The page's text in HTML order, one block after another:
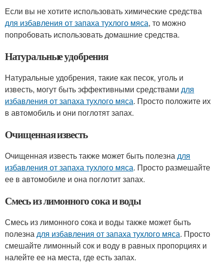
Если вы не хотите использовать химические средства
для избавления от запаха тухлого мяса, то можно
попробовать использовать домашние средства.
Натуральные удобрения
Натуральные удобрения, такие как песок, уголь и
известь, могут быть эффективными средствами для
избавления от запаха тухлого мяса. Просто положите их
в автомобиль и они поглотят запах.
Очищенная известь
Очищенная известь также может быть полезнадля
избавления от запаха тухлого мяса. Просто размешайте
ее в автомобиле и она поглотит запах.
Смесь из лимонного сока и воды
Смесь из лимонного сока и воды также может быть
полезнадля избавления от запаха тухлого мяса. Просто
смешайте лимонный сок и воду в равных пропорциях и
налейте ее на места, где есть запах.